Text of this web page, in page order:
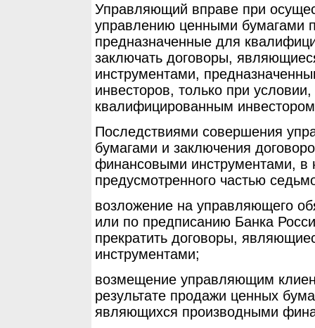
Управляющий вправе при
управлению ценными бумагами
предназначенные для
заключать договоры,
инструментами,
инвесторов, только при
квалифицированным
Последствиями совершения
бумагами и заключения
финансовыми инструментами, в
предусмотренного частью
возложение на управляющего
или по предписанию Банка
прекратить договоры,
инструментами;
возмещение управляющим
результате продажи ценных
являющихся производными